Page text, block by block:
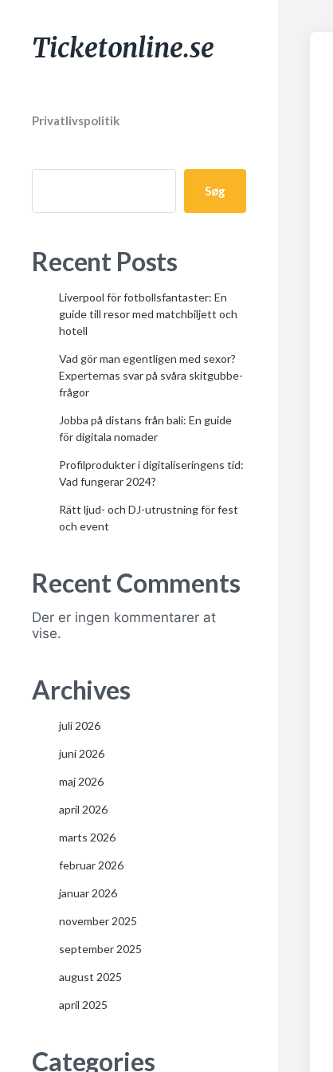
Ticketonline.se
Privatlivspolitik
Søg
Recent Posts
Liverpool för fotbollsfantaster: En
guide till resor med matchbiljett och
hotell
Vad gör man egentligen med sexor?
Experternas svar på svåra skitgubbe-
frågor
Jobba på distans från bali: En guide
för digitala nomader
Profilprodukter i digitaliseringens tid:
Vad fungerar 2024?
Rätt ljud- och DJ-utrustning för fest
och event
Recent Comments
Der er ingen kommentarer at
vise.
Archives
juli 2026
juni 2026
maj 2026
april 2026
marts 2026
februar 2026
januar 2026
november 2025
september 2025
august 2025
april 2025
Categories